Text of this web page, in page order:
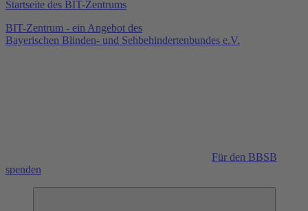
BIT-Zentrum - ein Angebot des
Bayerischen Blinden- und Sehbehindertenbundes e.V.
Für den BBSB
spenden